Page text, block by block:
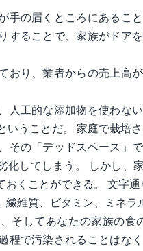
手の届くところにあるこ
することで、家族がドア
おり、業者からの売上高
人工的な添加物を使わな
いうことだ。 家庭で栽培
その「デッドスペース」
化してしまう。 しかし、
くことができる。 文字
維質、ビタミン、ミネラ
そしてあなたの家族の
程で汚染されることはな